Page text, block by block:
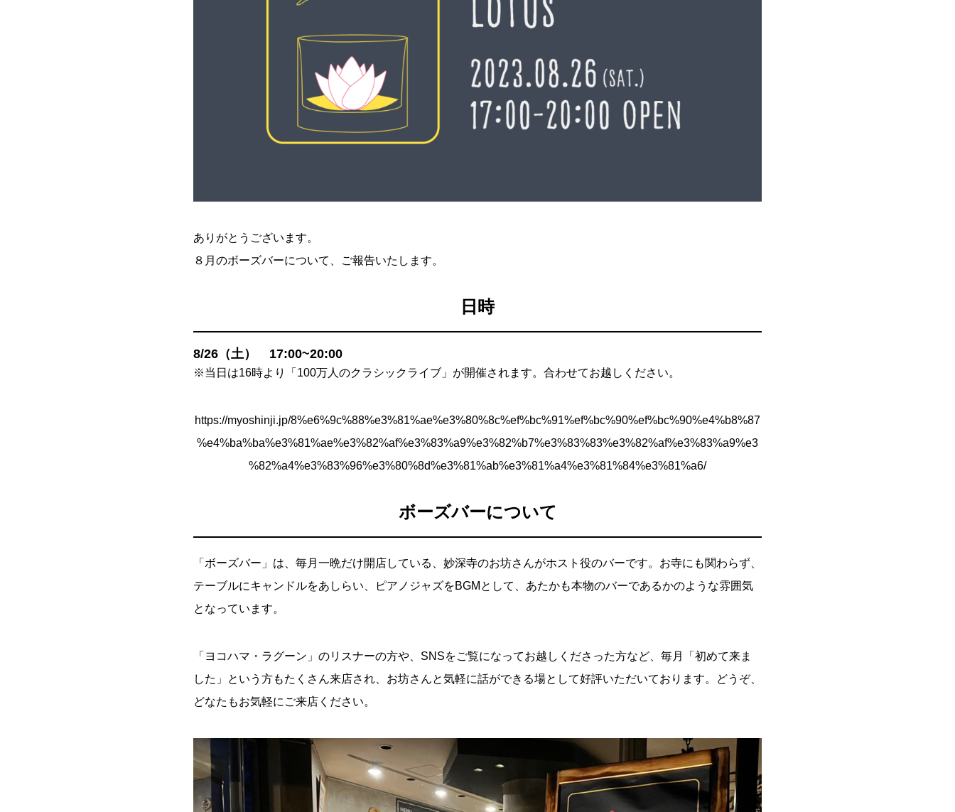
ありがとうございます。
８月のボーズバーについて、ご報告いたします。
日時
8/26（土） 17:00~20:00
※当日は16時より「100万人のクラシックライブ」が開催されます。合わせてお越しください。
https://myoshinji.jp/8%e6%9c%88%e3%81%ae%e3%80%8c%ef%bc%91%ef%bc%90%ef%bc%90%e4%b8%87
%e4%ba%ba%e3%81%ae%e3%82%af%e3%83%a9%e3%82%b7%e3%83%83%e3%82%af%e3%83%a9%e3
%82%a4%e3%83%96%e3%80%8d%e3%81%ab%e3%81%a4%e3%81%84%e3%81%a6/
ボーズバーについて
「ボーズバー」は、毎月一晩だけ開店している、妙深寺のお坊さんがホスト役のバーです。お寺にも関わらず、
テーブルにキャンドルをあしらい、ピアノジャズをBGMとして、あたかも本物のバーであるかのような雰囲気
となっています。
「ヨコハマ・ラグーン」のリスナーの方や、SNSをご覧になってお越しくださった方など、毎月「初めて来ま
した」という方もたくさん来店され、お坊さんと気軽に話ができる場として好評いただいております。どうぞ、
どなたもお気軽にご来店ください。